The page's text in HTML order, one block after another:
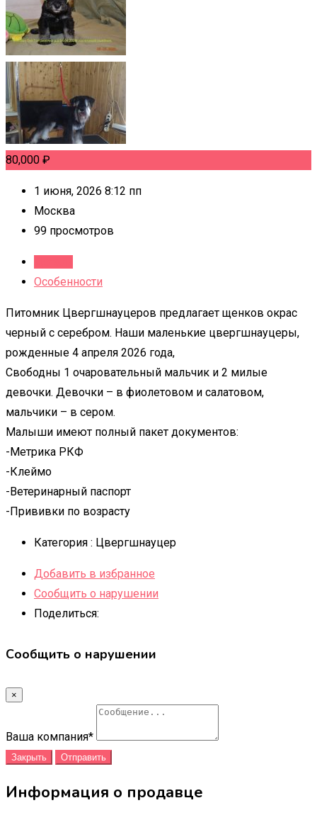
80,000 ₽
1 июня, 2026 8:12 пп
Москва
99 просмотров
Особенности
Питомник Цвергшнауцеров предлагает щенков окрас
черный с серебром. Наши маленькие цвергшнауцеры,
рожденные 4 апреля 2026 года,
Свободны 1 очаровательный мальчик и 2 милые
девочки. Девочки – в фиолетовом и салатовом,
мальчики – в сером.
Малыши имеют полный пакет документов:
-Метрика РКФ
-Клеймо
-Ветеринарный паспорт
-Прививки по возрасту
Категория : Цвергшнауцер
Добавить в избранное
Сообщить о нарушении
Поделиться:
Сообщить о нарушении
×
Ваша компания*
Закрыть Отправить
Информация о продавце